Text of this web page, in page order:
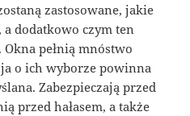
zastosowane, jakie
dodatkowo czym ten
pełnią mnóstwo
o ich wyborze powinna
Zabezpieczają przed
przed hałasem, a także